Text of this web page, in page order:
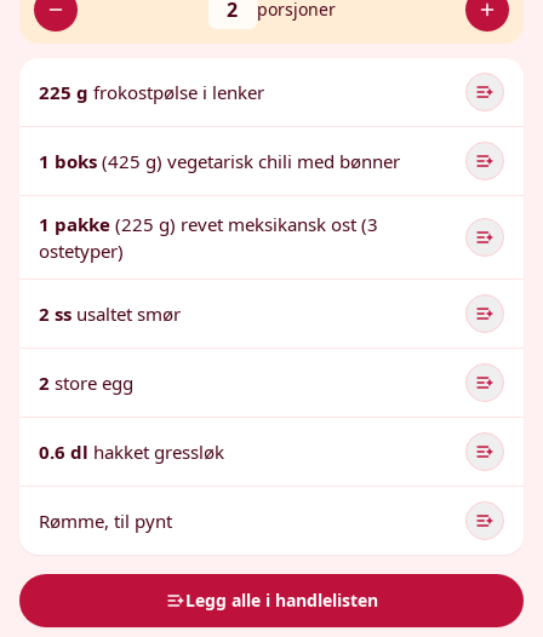
2 porsjoner
225 g frokostpølse i lenker
1 boks (425 g) vegetarisk chili med bønner
1 pakke (225 g) revet meksikansk ost (3
ostetyper)
2 ss usaltet smør
2 store egg
0.6 dl hakket gressløk
Rømme, til pynt
Legg alle i handlelisten